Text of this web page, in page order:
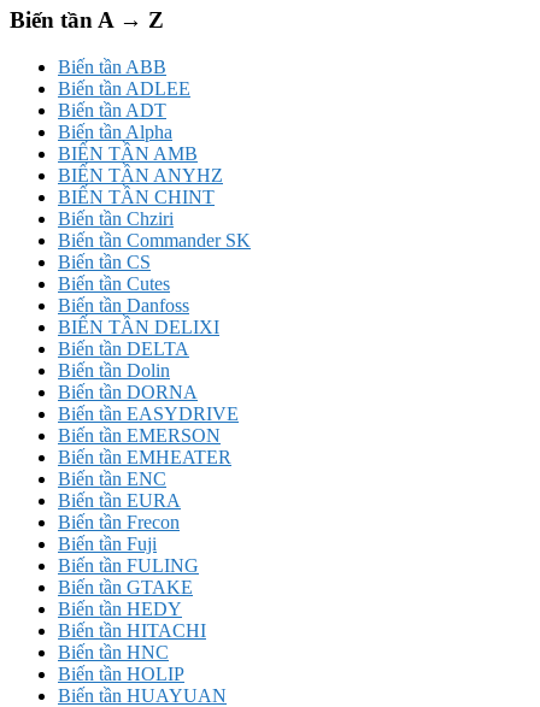
Biến tần A → Z
Biến tần ABB
Biến tần ADLEE
Biến tần ADT
Biến tần Alpha
BIẾN TẦN AMB
BIẾN TẦN ANYHZ
BIẾN TẦN CHINT
Biến tần Chziri
Biến tần Commander SK
Biến tần CS
Biến tần Cutes
Biến tần Danfoss
BIẾN TẦN DELIXI
Biến tần DELTA
Biến tần Dolin
Biến tần DORNA
Biến tần EASYDRIVE
Biến tần EMERSON
Biến tần EMHEATER
Biến tần ENC
Biến tần EURA
Biến tần Frecon
Biến tần Fuji
Biến tần FULING
Biến tần GTAKE
Biến tần HEDY
Biến tần HITACHI
Biến tần HNC
Biến tần HOLIP
Biến tần HUAYUAN